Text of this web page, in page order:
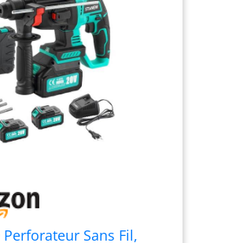
Perforateur Sans Fil,